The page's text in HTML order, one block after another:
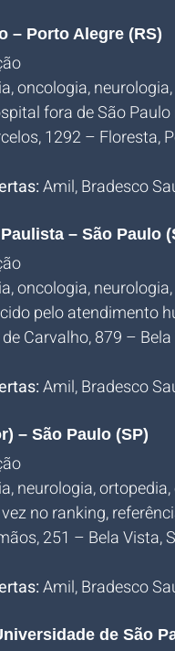
– Porto Alegre (RS)
oncologia,
fora de São
1292 – Floresta,
Amil, Bradesco
– São Paulo
oncologia,
pelo atendimento
Carvalho, 879 –
Amil, Bradesco
– São Paulo (SP)
neurologia,
no ranking,
251 – Bela Vista,
Amil, Bradesco
de São